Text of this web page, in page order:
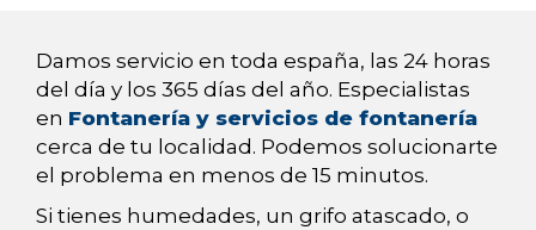
Damos servicio en toda españa, las 24 horas
del día y los 365 días del año. Especialistas
en Fontanería y servicios de fontanería
cerca de tu localidad. Podemos solucionarte
el problema en menos de 15 minutos.
Si tienes humedades, un grifo atascado, o